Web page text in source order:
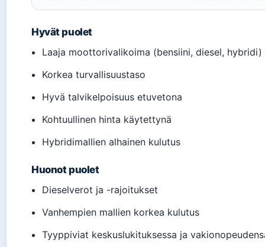
Hyvät puolet
Laaja moottorivalikoima (bensiini, diesel, hybridi)
Korkea turvallisuustaso
Hyvä talvikelpoisuus etuvetona
Kohtuullinen hinta käytettynä
Hybridimallien alhainen kulutus
Huonot puolet
Dieselverot ja -rajoitukset
Vanhempien mallien korkea kulutus
Tyyppiviat keskuslukituksessa ja